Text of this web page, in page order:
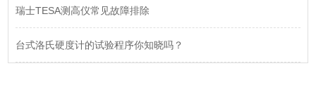
瑞士TESA测高仪常见故障排除
台式洛氏硬度计的试验程序你知晓吗？